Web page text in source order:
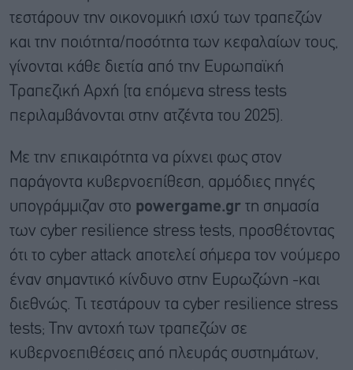
τεστάρουν την οικονομική ισχύ των τραπεζών
και την ποιότητα/ποσότητα των κεφαλαίων τους,
γίνονται κάθε διετία από την Ευρωπαϊκή
Τραπεζική Αρχή (τα επόμενα stress tests
περιλαμβάνονται στην ατζέντα του 2025).
Με την επικαιρότητα να ρίχνει φως στον
παράγοντα κυβερνοεπίθεση, αρμόδιες πηγές
υπογράμμιζαν στο powergame.gr τη σημασία
των cyber resilience stress tests, προσθέτοντας
ότι το cyber attack αποτελεί σήμερα τον νούμερο
έναν σημαντικό κίνδυνο στην Ευρωζώνη -και
διεθνώς. Τι τεστάρουν τα cyber resilience stress
tests; Την αντοχή των τραπεζών σε
κυβερνοεπιθέσεις από πλευράς συστημάτων,